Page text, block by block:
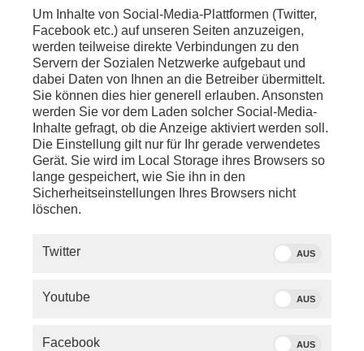
spricht mit der Friedensforscherin Nicole Deitelhoff
vom Leibniz-Institut für Friedens- und
Konfliktforschung, Mitherausgeberin des
Friedensgutachtens sowie mit dem Historiker Jörn
Leonhard, Autor von Über Kriege und wie man sie
beendet und Träger des Gottfried Wilhelm Leibniz-
Preises 2024.
PHOENIX PLUS
03.08.2026 02.08.2026
Um Inhalte von Social-Media-Plattformen (Twitter,
Facebook etc.) auf unseren Seiten anzuzeigen,
werden teilweise direkte Verbindungen zu den
Servern der Sozialen Netzwerke aufgebaut und
dabei Daten von Ihnen an die Betreiber übermittelt.
Sie können dies hier generell erlauben. Ansonsten
werden Sie vor dem Laden solcher Social-Media-
Inhalte gefragt, ob die Anzeige aktiviert werden soll.
Die Einstellung gilt nur für Ihr gerade verwendetes
Gerät. Sie wird im Local Storage ihres Browsers so
lange gespeichert, wie Sie ihn in den
Sicherheitseinstellungen Ihres Browsers nicht
löschen.
Twitter AUS
Youtube AUS
Facebook AUS